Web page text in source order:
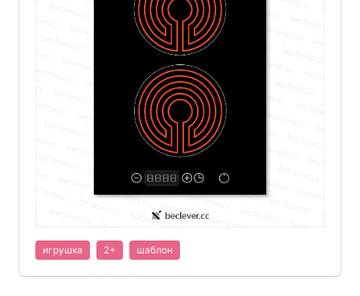
игрушка 2+ шаблон